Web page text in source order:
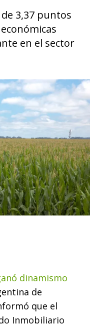
3,37 puntos
en el sector
dinamismo
de
que el
Inmobiliario